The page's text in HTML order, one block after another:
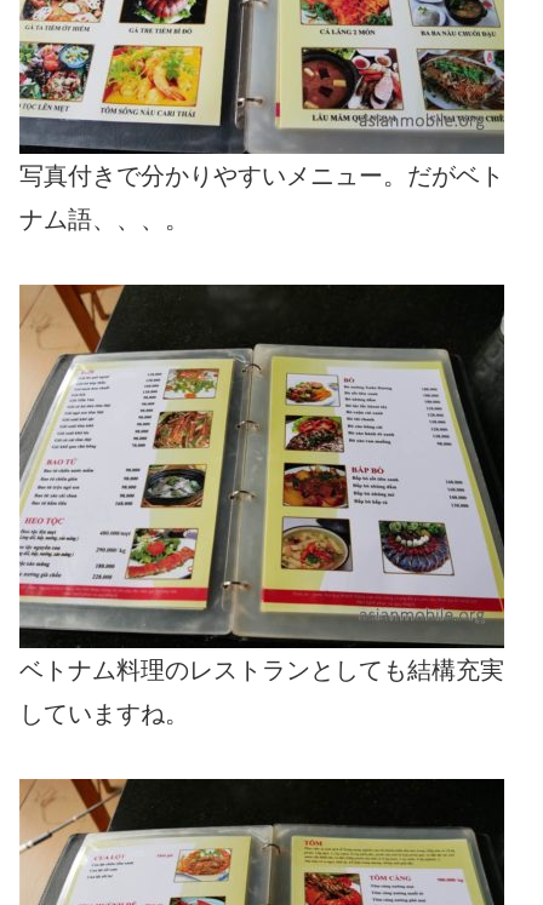
写真付きで分かりやすいメニュー。だがベト
ナム語、、、。
ベトナム料理のレストランとしても結構充実
していますね。